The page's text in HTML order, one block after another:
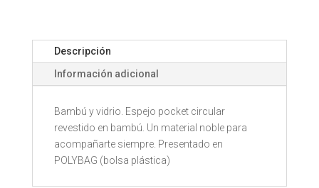
Descripción
Información adicional
Bambú y vidrio. Espejo pocket circular
revestido en bambú. Un material noble para
acompañarte siempre. Presentado en
POLYBAG (bolsa plástica)